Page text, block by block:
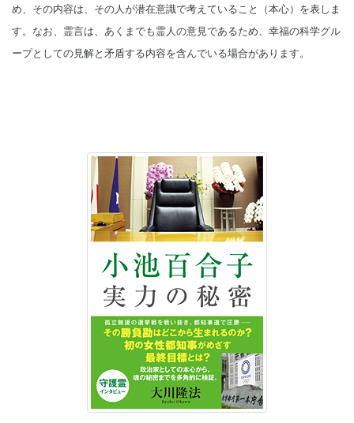
め、その内容は、その人が潜在意識で考えていること（本心）を表しま
す。なお、霊言は、あくまでも霊人の意見であるため、幸福の科学グル
ープとしての見解と矛盾する内容を含んでいる場合があります。